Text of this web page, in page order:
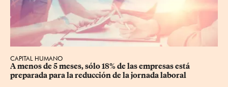
CAPITAL HUMANO
A menos de 5 meses, sólo 18% de las empresas está
preparada para la reducción de la jornada laboral